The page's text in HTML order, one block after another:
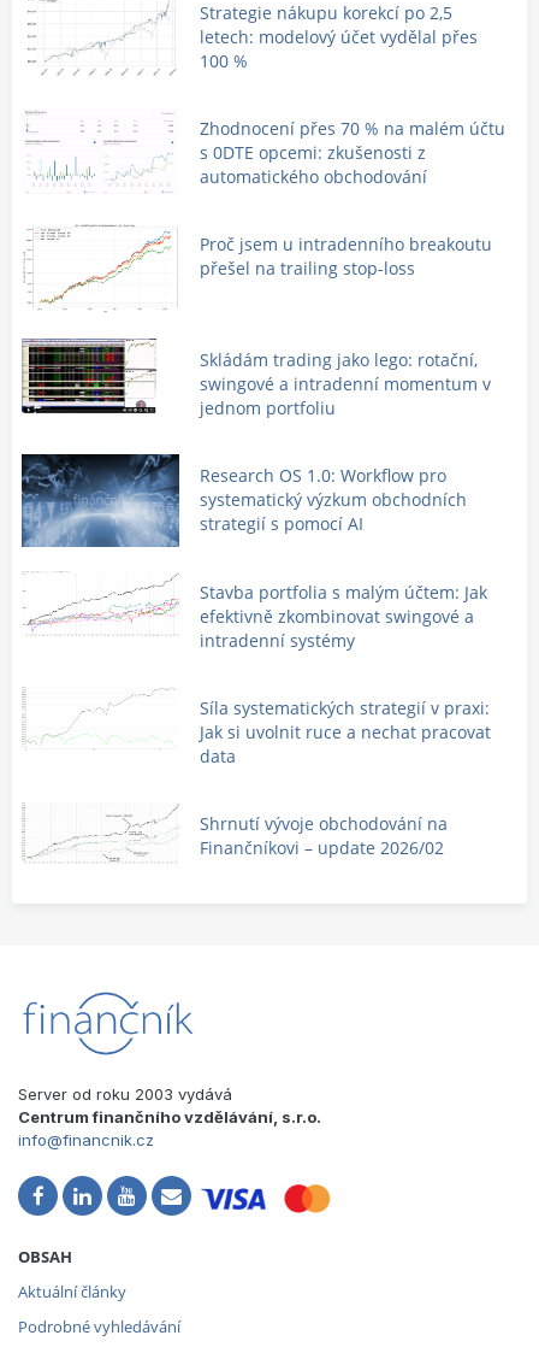
Strategie nákupu korekcí po 2,5
letech: modelový účet vydělal přes
100 %
Zhodnocení přes 70 % na malém účtu
s 0DTE opcemi: zkušenosti z
automatického obchodování
Proč jsem u intradenního breakoutu
přešel na trailing stop-loss
Skládám trading jako lego: rotační,
swingové a intradenní momentum v
jednom portfoliu
Research OS 1.0: Workflow pro
systematický výzkum obchodních
strategií s pomocí AI
Stavba portfolia s malým účtem: Jak
efektivně zkombinovat swingové a
intradenní systémy
Síla systematických strategií v praxi:
Jak si uvolnit ruce a nechat pracovat
data
Shrnutí vývoje obchodování na
Finančníkovi – update 2026/02
Server od roku 2003 vydává
Centrum finančního vzdělávání, s.r.o.
info@financnik.cz
OBSAH
Aktuální články
Podrobné vyhledávání